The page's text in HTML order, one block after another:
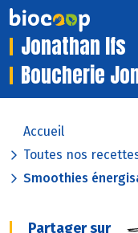
Jonathan Ifs
Boucherie
Accueil
Toutes nos
Smoothies
Partager sur